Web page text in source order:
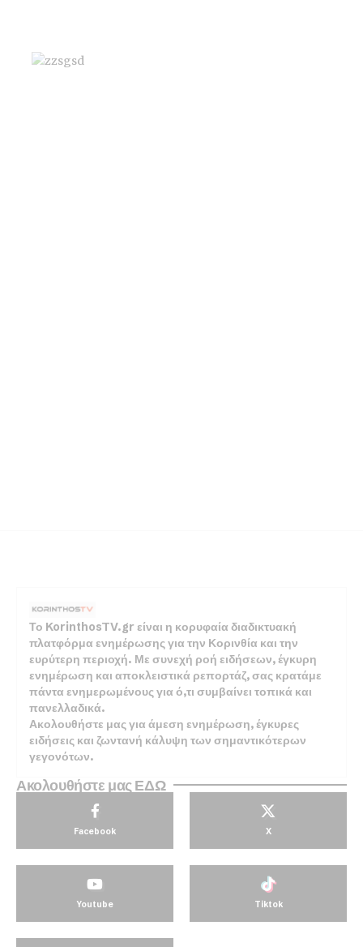
Το KorinthosTV.gr είναι η κορυφαία διαδικτυακή
πλατφόρμα ενημέρωσης για την Κορινθία και την
ευρύτερη περιοχή. Με συνεχή ροή ειδήσεων, έγκυρη
ενημέρωση και αποκλειστικά ρεπορτάζ, σας κρατάμε
πάντα ενημερωμένους για ό,τι συμβαίνει τοπικά και
πανελλαδικά.
Ακολουθήστε μας για άμεση ενημέρωση, έγκυρες
ειδήσεις και ζωντανή κάλυψη των σημαντικότερων
γεγονότων.
Ακολουθήστε μας ΕΔΩ
Facebook X
Youtube Tiktok